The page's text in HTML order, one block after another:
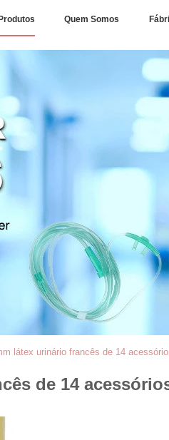
Quem Somos
látex urinário francês de 14
de 14